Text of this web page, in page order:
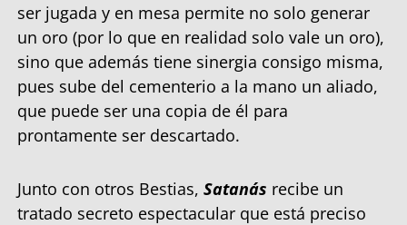
ser jugada y en mesa permite no solo generar
un oro (por lo que en realidad solo vale un oro),
sino que además tiene sinergia consigo misma,
pues sube del cementerio a la mano un aliado,
que puede ser una copia de él para
prontamente ser descartado.
Junto con otros Bestias, Satanás recibe un
tratado secreto espectacular que está preciso